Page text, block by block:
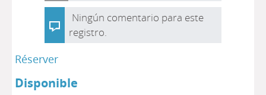
Ningún comentario para este
registro.
Réserver
Disponible